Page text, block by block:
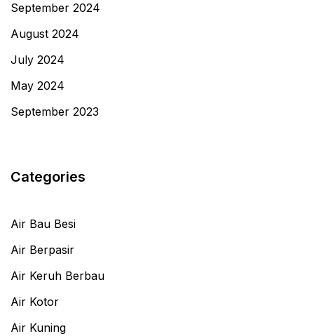
September 2024
August 2024
July 2024
May 2024
September 2023
Categories
Air Bau Besi
Air Berpasir
Air Keruh Berbau
Air Kotor
Air Kuning